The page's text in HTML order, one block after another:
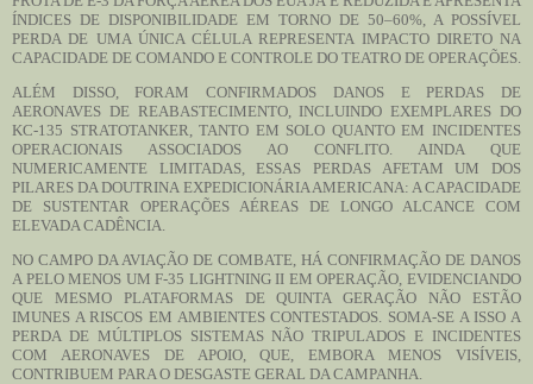
ÍNDICES DE DISPONIBILIDADE EM TORNO DE 50–60%, A POSSÍVEL
PERDA DE UMA ÚNICA CÉLULA REPRESENTA IMPACTO DIRETO NA
CAPACIDADE DE COMANDO E CONTROLE DO TEATRO DE OPERAÇÕES.
ALÉM DISSO, FORAM CONFIRMADOS DANOS E PERDAS DE
AERONAVES DE REABASTECIMENTO, INCLUINDO EXEMPLARES DO
KC-135 STRATOTANKER, TANTO EM SOLO QUANTO EM INCIDENTES
OPERACIONAIS ASSOCIADOS AO CONFLITO. AINDA QUE
NUMERICAMENTE LIMITADAS, ESSAS PERDAS AFETAM UM DOS
PILARES DA DOUTRINA EXPEDICIONÁRIA AMERICANA: A CAPACIDADE
DE SUSTENTAR OPERAÇÕES AÉREAS DE LONGO ALCANCE COM
ELEVADA CADÊNCIA.
NO CAMPO DA AVIAÇÃO DE COMBATE, HÁ CONFIRMAÇÃO DE DANOS
A PELO MENOS UM F-35 LIGHTNING II EM OPERAÇÃO, EVIDENCIANDO
QUE MESMO PLATAFORMAS DE QUINTA GERAÇÃO NÃO ESTÃO
IMUNES A RISCOS EM AMBIENTES CONTESTADOS. SOMA-SE A ISSO A
PERDA DE MÚLTIPLOS SISTEMAS NÃO TRIPULADOS E INCIDENTES
COM AERONAVES DE APOIO, QUE, EMBORA MENOS VISÍVEIS,
CONTRIBUEM PARA O DESGASTE GERAL DA CAMPANHA.